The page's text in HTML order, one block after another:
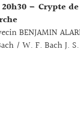
– Crypte
BENJAMIN
/ W. F. Bach J.